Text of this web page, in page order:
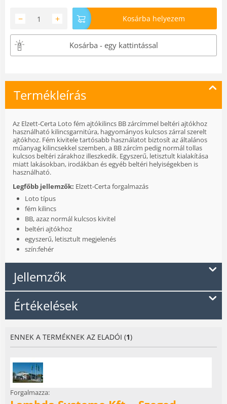
+
− Kosárba helyezem
Kosárba - egy kattintással
Termékleírás
Az Elzett-Certa Loto fém ajtókilincs BB zárcímmel beltéri ajtókhoz
használható kilincsgarnitúra, hagyományos kulcsos zárral szerelt
ajtókhoz. Fém kivitele tartósabb használatot biztosít az általános
műanyag kilincsekkel szemben, a BB zárcím pedig normál tollas
kulcsos beltéri zárakhoz illeszkedik. Egyszerű, letisztult kialakítása
miatt lakásokban, irodákban és egyéb beltéri helyiségekben is
használható.
Legfőbb jellemzők: Elzett-Certa forgalmazás
Loto típus
fém kilincs
BB, azaz normál kulcsos kivitel
beltéri ajtókhoz
egyszerű, letisztult megjelenés
szín:fehér
Jellemzők
Értékelések
ENNEK A TERMÉKNEK AZ ELADÓI (1)
Forgalmazza: